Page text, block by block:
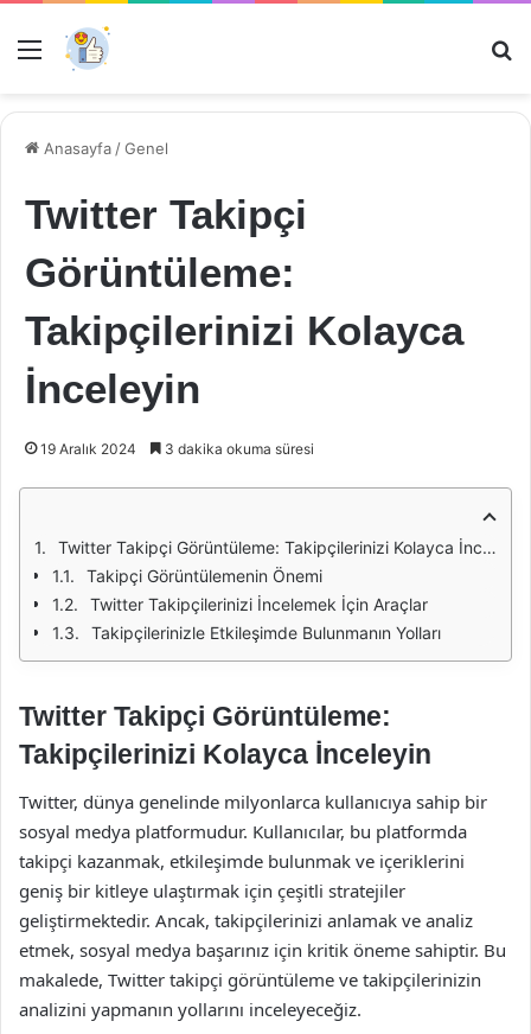
Menü
Anasayfa /Genel
Twitter Takipçi
Görüntüleme:
Takipçilerinizi Kolayca
İnceleyin
19 Aralık 2024 3 dakika okuma süresi
Twitter Takipçi Görüntüleme: Takipçilerinizi Kolayca İnceleyin
Takipçi Görüntülemenin Önemi
Twitter Takipçilerinizi İncelemek İçin Araçlar
Takipçilerinizle Etkileşimde Bulunmanın Yolları
Twitter Takipçi Görüntüleme:
Takipçilerinizi Kolayca İnceleyin
Twitter, dünya genelinde milyonlarca kullanıcıya sahip bir
sosyal medya platformudur. Kullanıcılar, bu platformda
takipçi kazanmak, etkileşimde bulunmak ve içeriklerini
geniş bir kitleye ulaştırmak için çeşitli stratejiler
geliştirmektedir. Ancak, takipçilerinizi anlamak ve analiz
etmek, sosyal medya başarınız için kritik öneme sahiptir. Bu
makalede, Twitter takipçi görüntüleme ve takipçilerinizin
analizini yapmanın yollarını inceleyeceğiz.